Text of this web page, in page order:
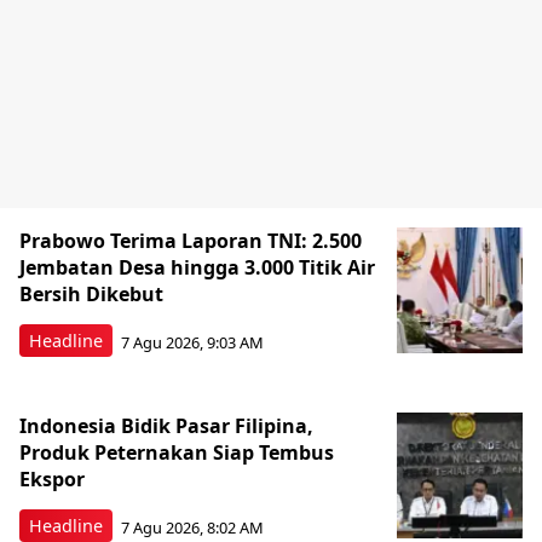
Headline
Prabowo Terima Laporan TNI: 2.500
Jembatan Desa hingga 3.000 Titik Air
Bersih Dikebut
7 Agu 2026, 9:03 AM
Headline
Indonesia Bidik Pasar Filipina,
Produk Peternakan Siap Tembus
Ekspor
7 Agu 2026, 8:02 AM